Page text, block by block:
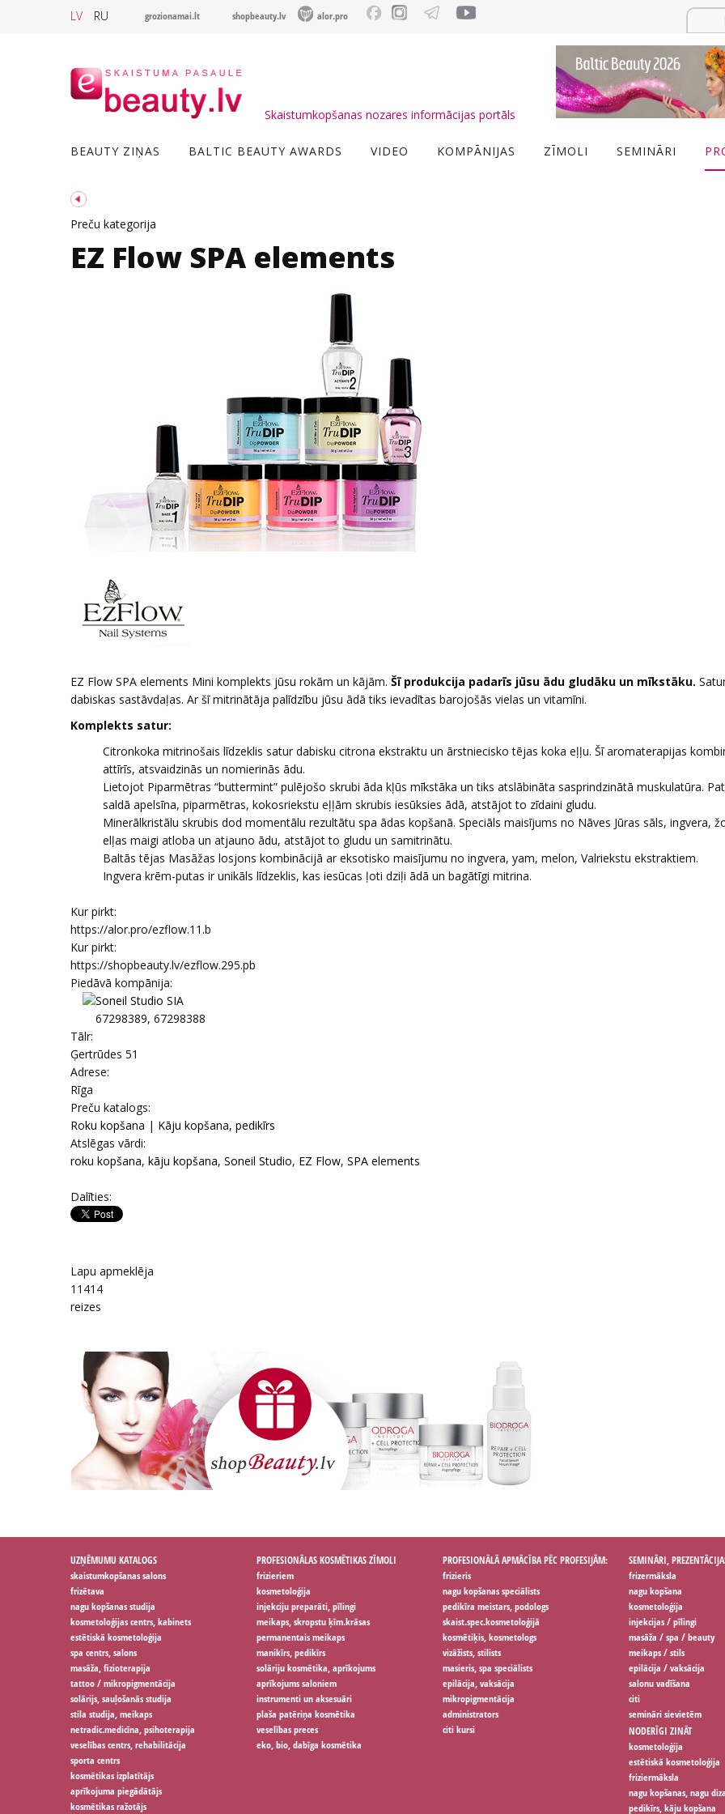
LV RU grozionamai.lt shopbeauty.lv alor.pro
Skaistumkopšanas nozares informācijas portāls
BEAUTY ZIŅAS BALTIC BEAUTY AWARDS VIDEO KOMPĀNIJAS ZĪMOLI SEMINĀRI
Preču kategorija
EZ Flow SPA elements
EZ Flow SPA elements Mini komplekts jūsu rokām un kājām. Šī produkcija padarīs jūsu ādu gludāku un mīkstāku.
dabiskas sastāvdaļаs. Ar šī mitrinātāja palīdzību jūsu ādā tiks ievadītas barojošās vielas un vitamīni.
Komplekts satur:
Citronkoka mitrinošais līdzeklis satur dabisku citrona ekstraktu un ārstniecisko tējas koka eļļu. Šī aromaterapijas
attīrīs, atsvaidzinās un nomierinās ādu.
Lietojot Piparmētras “buttermint” pulējošo skrubi āda kļūs mīkstāka un tiks atslābināta sasprindzinātā muskulatūra.
saldā apelsīna, piparmētras, kokosriekstu eļļām skrubis iesūksies ādā, atstājot to zīdaini gludu.
Minerālkristālu skrubis dod momentālu rezultātu spa ādas kopšanā. Speciāls maisījums no Nāves Jūras sāls, ingvera,
elļas maigi atloba un atjauno ādu, atstājot to gludu un samitrinātu.
Baltās tējas Masāžas losjons kombinācijā ar eksotisko maisījumu no ingvera, yam, melon, Valriekstu ekstraktiem.
Ingvera krēm-putas ir unikāls līdzeklis, kas iesūcas ļoti dziļi ādā un bagātīgi mitrina.
Kur pirkt:
https://alor.pro/ezflow.11.b
Kur pirkt:
https://shopbeauty.lv/ezflow.295.pb
Piedāvā kompānija:
Soneil Studio SIA
67298389, 67298388
Tālr:
Ģertrūdes 51
Adrese:
Rīga
Prеču katalogs:
Roku kopšana | Kāju kopšana, pedikīrs
Atslēgas vārdi:
roku kopšana, kāju kopšana, Soneil Studio, EZ Flow, SPA elements
Dalīties:
Lapu apmeklēja
11414
reizes
UZŅĒMUMU KATALOGS
skaistumkopšanas salons
frizētava
nagu kopšanas studija
kosmetoloģijas centrs, kabinets
estētiskā kosmetoloģija
spa centrs, salons
masāža, fizioterapija
tattoo / mikropigmentācija
solārijs, sauļošanās studija
stila studija, meikaps
netradic.medicīna, psihoterapija
veselības centrs, rehabilitācija
sporta centrs
kosmētikas izplatītājs
aprīkojuma piegādātājs
kosmētikas ražotājs
PROFESIONĀLAS KOSMĒTIKAS ZĪMOLI
frizieriem
kosmetoloģija
injekciju preparāti, pīlingi
meikaps, skropstu ķīm.krāsas
permanentais meikaps
manikīrs, pedikīrs
solāriju kosmētika, aprīkojums
aprīkojums saloniem
instrumenti un aksesuāri
plaša patēriņa kosmētika
veselības preces
eko, bio, dabīga kosmētika
PROFESIONĀLĀ APMĀCĪBA PĒC PROFESIJĀM:
frizieris
nagu kopšanas speciālists
pedikīra meistars, podologs
skaist.spec.kosmetoloģijā
kosmētiķis, kosmetologs
vizāžists, stilists
masieris, spa speciālists
epilācija, vaksācija
mikropigmentācija
administrators
citi kursi
SEMINĀRI,
frizermāksla
nagu kopšana
kosmetoloģija
injekcijas / pīlingi
masāža / spa / beauty
meikaps / stils
epilācija / vaksācija
salonu vadīšana
citi
semināri sievietēm
NODERĪGI ZINĀT
kosmetoloģija
estētiskā kosmetoloģija
friziermāksla
nagu kopšanas, nagu
pedikīrs, kāju kopšana